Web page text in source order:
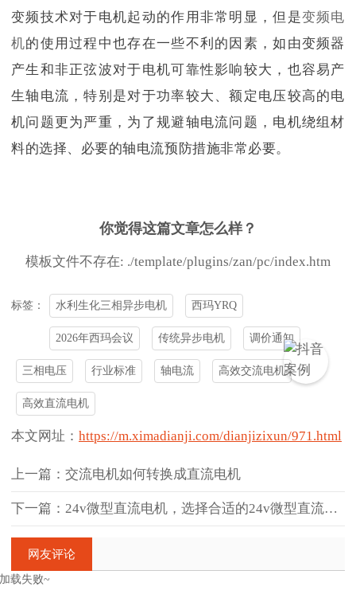
变频技术对于电机起动的作用非常明显，但是变频电
机的使用过程中也存在一些不利的因素，如由变频器
产生和非正弦波对于电机可靠性影响较大，也容易产
生轴电流，特别是对于功率较大、额定电压较高的电
机问题更为严重，为了规避轴电流问题，电机绕组材
料的选择、必要的轴电流预防措施非常必要。
你觉得这篇文章怎么样？
模板文件不存在: ./template/plugins/zan/pc/index.htm
标签： 水利生化三相异步电机 西玛YRQ
2026年西玛会议 传统异步电机 调价通知
三相电压 行业标准 轴电流 高效交流电机
高效直流电机
本文网址： https://m.ximadianji.com/dianjizixun/971.html
上一篇：交流电机如何转换成直流电机
下一篇：24v微型直流电机，选择合适的24v微型直流电机
网友评论
加载失败~